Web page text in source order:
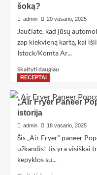
šoką?
admin 20 vasario, 2025
Jaučiate, kad jūsų
zap kiekvieną kartą, kai
Istock/Komta Ar...
Skaityti daugiau
RECEPTAI
„Air Fryer Paneer
istorija
admin 18 vasario, 2025
Šis „Air Fryer“ paneer
užkandis! Jis yra visiškai
kepyklos su...